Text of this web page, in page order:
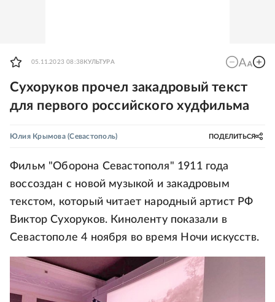
05.11.2023 08:38 КУЛЬТУРА
Сухоруков прочел закадровый текст
для первого российского худфильма
Юлия Крымова(Севастополь) ПОДЕЛИТЬСЯ
Фильм "Оборона Севастополя" 1911 года
воссоздан с новой музыкой и закадровым
текстом, который читает народный артист РФ
Виктор Сухоруков. Киноленту показали в
Севастополе 4 ноября во время Ночи искусств.